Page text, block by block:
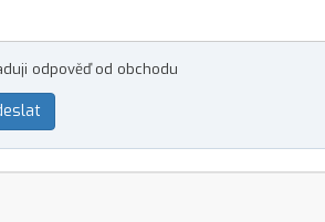
odpověď od obchodu